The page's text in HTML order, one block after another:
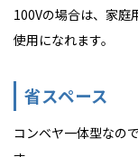
100Vの場合は、家庭
使用になれます。
省スペース
コンベヤ一体型なの